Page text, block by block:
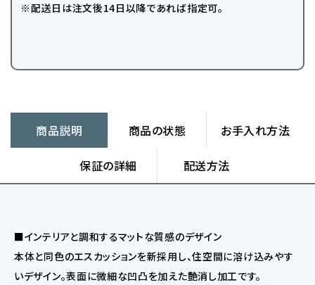
※配送日は注文後14日以降であれば指定可。
商品説明 商品の状態 お手入れ方法
保証の詳細 配送方法
■インテリアと調和するマットな質感のデザイン
本体と同色のエスカッションを新採用し、住空間に溶け込みやす
いデザイン。表面に微細な凹凸を加えた艶消し加工です。